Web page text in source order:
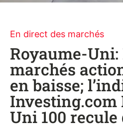
En direct des marchés
Royaume-Uni:
marchés
en baisse;
Investing.com
Uni 100 recule